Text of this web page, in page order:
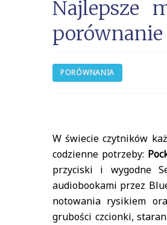
Najlepsze
porównanie
PORÓWNANIA
W świecie czytników
codzienne potrzeby:
przyciski i wygodne
audiobookami przez
notowania rysikiem
grubości czcionki,